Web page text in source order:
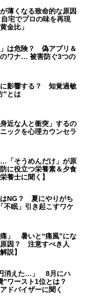
薄くなる致命的な原因
宅でプロの味を再現
金比」
」は危険？ 偽アプリ＆
ワナ… 被害防ぐ3つの
に影響する？ 知覚過敏
”とは
近な人と衝突」するの
ックを心理カウンセラ
「そうめんだけ」が原
に役立つ栄養素＆夕食
養士に聞く】
NG？ 夏にやりがち
不眠」引き起こすワケ
痛」 暑いと“痛風”にな
原因？ 注意すべき人
説】
円消えた…」 8月にハ
”ワースト1位とは？
ドバイザーに聞く